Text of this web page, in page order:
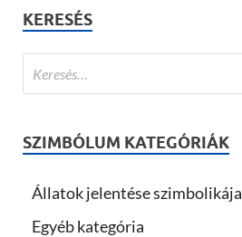
KERESÉS
SZIMBÓLUM KATEGÓRIÁK
Állatok jelentése szimbolikája
Egyéb kategória